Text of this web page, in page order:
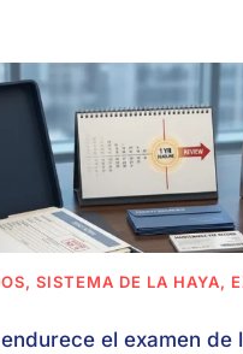
SISTEMA DE LA HAYA,
endurece el examen de